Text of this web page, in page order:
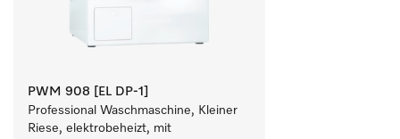
PWM 908 [EL DP-1]
Professional Waschmaschine, Kleiner
Riese, elektrobeheizt, mit